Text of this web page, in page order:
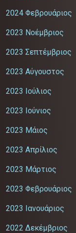
2024 Φεβρουάριος
2023 Νοέμβριος
2023 Σεπτέμβριος
2023 Αύγουστος
2023 Ιούλιος
2023 Ιούνιος
2023 Μάιος
2023 Απρίλιος
2023 Μάρτιος
2023 Φεβρουάριος
2023 Ιανουάριος
2022 Δεκέμβριος